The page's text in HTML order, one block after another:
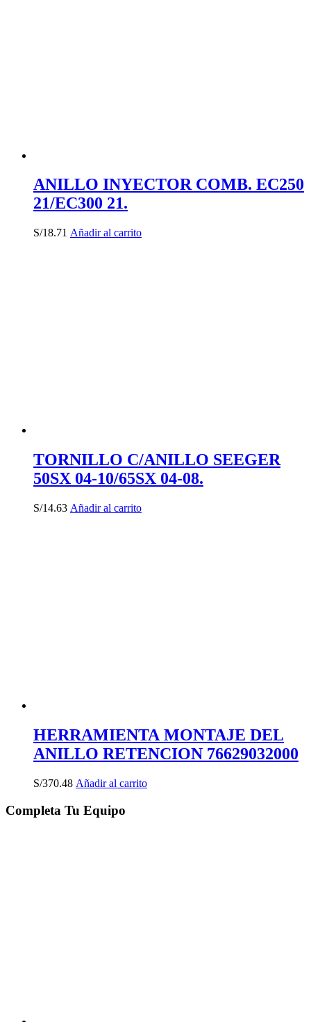
ANILLO INYECTOR COMB. EC250
21/EC300 21.
S/18.71 Añadir al carrito
TORNILLO C/ANILLO SEEGER
50SX 04-10/65SX 04-08.
S/14.63 Añadir al carrito
HERRAMIENTA MONTAJE DEL
ANILLO RETENCION 76629032000
S/370.48 Añadir al carrito
Completa Tu Equipo